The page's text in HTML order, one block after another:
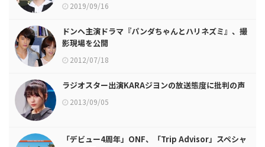
2019/09/16
ドンヘ主演ドラマ『パンダちゃんとハリネズミ』、撮
影現場を公開
2012/07/18
ラジオスター出演KARAジヨンの放送態度に批判の声
2013/09/05
「デビュー4周年」ONF、「Trip Advisor」スペシャ